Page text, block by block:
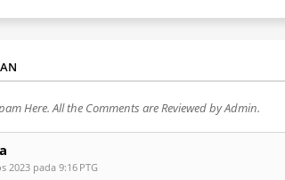
Here. All the Comments are Reviewed by Admin.
2023 pada 9:16 PTG